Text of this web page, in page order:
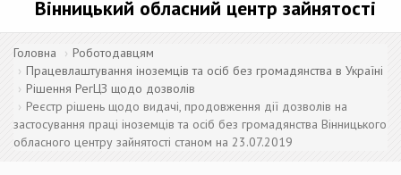
Вінницький обласний центр зайнятості
Головна
Роботодавцям
Працевлаштування іноземців та осіб без громадянства в Україні
Рішення РегЦЗ щодо дозволів
Реєстр рішень щодо видачі, продовження дії дозволів на
застосування праці іноземців та осіб без громадянства Вінницького
обласного центру зайнятості станом на 23.07.2019